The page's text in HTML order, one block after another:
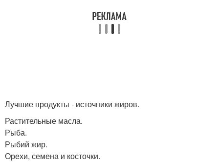
Лучшие продукты - источники жиров.
Растительные масла.
Рыба.
Рыбий жир.
Орехи, семена и косточки.